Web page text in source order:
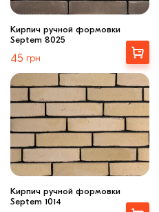
Кирпич ручной формовки
Septem 8025
45 грн
Выбрать
Кирпич ручной формовки
Septem 1014